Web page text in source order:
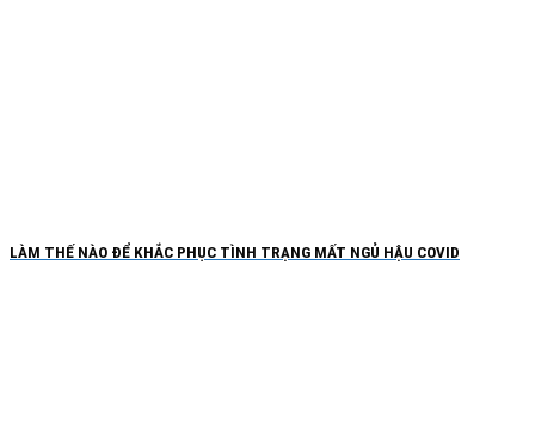
LÀM THẾ NÀO ĐỂ KHẮC PHỤC TÌNH TRẠNG MẤT NGỦ HẬU COVID